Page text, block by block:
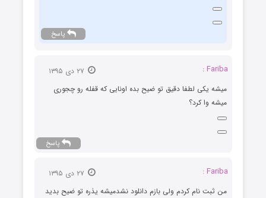
پاسخ
Fariba :
میشه یکی لطفا دقیق تو ضیح بده اونایی که قفله رو چجوری
میشه وا کرد؟
پاسخ
Fariba :
من ثبت نام کردم ولی بازم دانلود نشدمیشه یذره تو ضیح بدید